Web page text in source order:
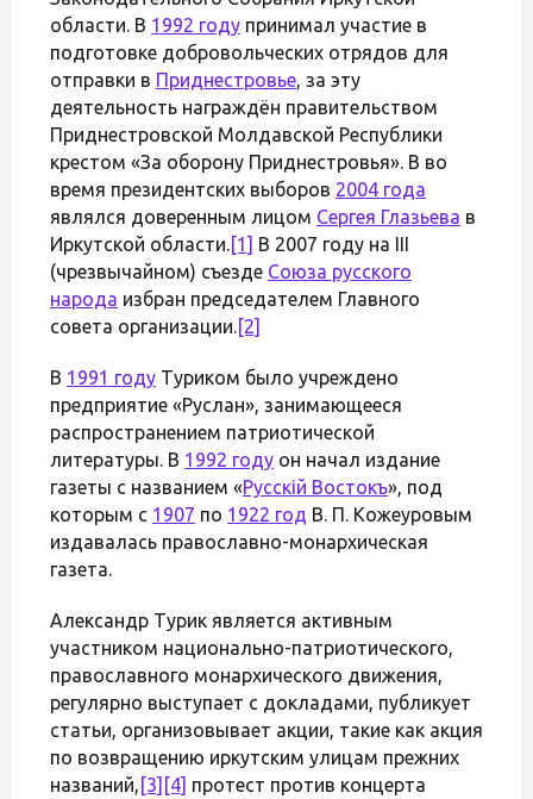
области. В 1992 году принимал участие в
подготовке добровольческих отрядов для
отправки в Приднестровье, за эту
деятельность награждён правительством
Приднестровской Молдавской Республики
крестом «За оборону Приднестровья». В во
время президентских выборов 2004 года
являлся доверенным лицом Сергея Глазьева в
Иркутской области.[1] В 2007 году на III
(чрезвычайном) съезде Союза русского
народа избран председателем Главного
совета организации.[2]
В 1991 году Туриком было учреждено
предприятие «Руслан», занимающееся
распространением патриотической
литературы. В 1992 году он начал издание
газеты с названием «Русскій Востокъ», под
которым с 1907 по 1922 год В. П. Кожеуровым
издавалась православно-монархическая
газета.
Александр Турик является активным
участником национально-патриотического,
православного монархического движения,
регулярно выступает с докладами, публикует
статьи, организовывает акции, такие как акция
по возвращению иркутским улицам прежних
названий, [3] [4] протест против концерта